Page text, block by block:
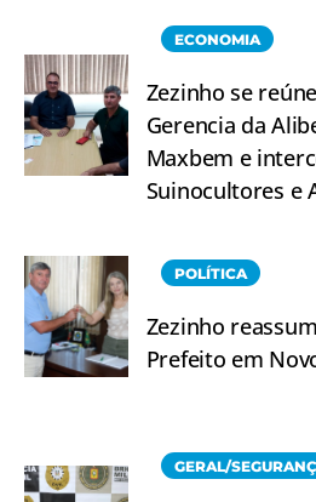
ECONOMIA
Zezinho se
Gerencia da
Maxbem e
Suinocultores e
POLÍTICA
Zezinho
Prefeito em
GERAL/